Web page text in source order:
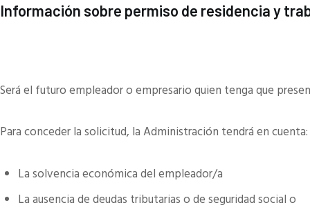
Información sobre permiso de residencia y
Será el futuro empleador o empresario quien tenga que
Para conceder la solicitud, la Administración tendrá en cuenta:
La solvencia económica del empleador/a
La ausencia de deudas tributarias o de seguridad social o